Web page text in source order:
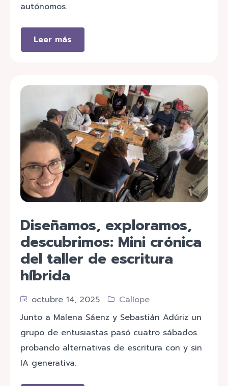
autónomos.
Leer más
Diseñamos, exploramos,
descubrimos: Mini crónica
del taller de escritura
híbrida
octubre 14, 2025
Calíope
Junto a Malena Sáenz y Sebastián Adúriz un
grupo de entusiastas pasó cuatro sábados
probando alternativas de escritura con y sin
IA generativa.